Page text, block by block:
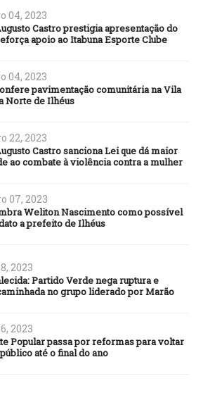
04, 2023
Castro prestigia apresentação do
apoio ao Itabuna Esporte Clube
04, 2023
pavimentação comunitária na Vila
Norte de Ilhéus
22, 2023
Castro sanciona Lei que dá maior
ao combate à violência contra a mulher
07, 2023
Weliton Nascimento como possível
a prefeito de Ilhéus
2023
Partido Verde nega ruptura e
no grupo liderado por Marão
2023
Popular passa por reformas para voltar
até o final do ano